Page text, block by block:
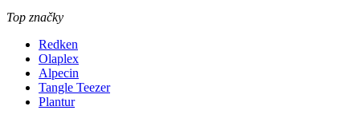
Top značky
Redken
Olaplex
Alpecin
Tangle Teezer
Plantur